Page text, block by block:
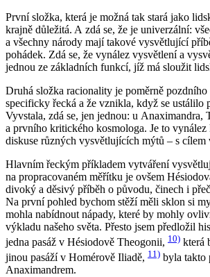
První složka, která je možná tak stará jako
krajně důležitá. A zdá se, že je univerzální:
a všechny národy mají takové vysvětlující
pohádek. Zdá se, že vynález vysvětlení a
jednou ze základních funkcí, jíž má sloužit
Druhá složka racionality je poměrně pozdního
specificky řecká a že vznikla, když se ustálilo
Vyvstala, zdá se, jen jednou: u Anaximandra,
a prvního kritického kosmologa. Je to
diskuse různých vysvětlujících mýtů – s cílem
Hlavním řeckým příkladem vytváření
na propracovaném měřítku je ovšem
divoký a děsivý příběh o původu, činech i
Na první pohled bychom stěží měli sklon si
mohla nabídnout nápady, které by mohly
výkladu našeho světa. Přesto jsem předložil
jedna pasáž v Hésiodově Theogonii, 10) která
jinou pasáží v Homérově Iliadě, 11) byla takto
Anaximandrem.